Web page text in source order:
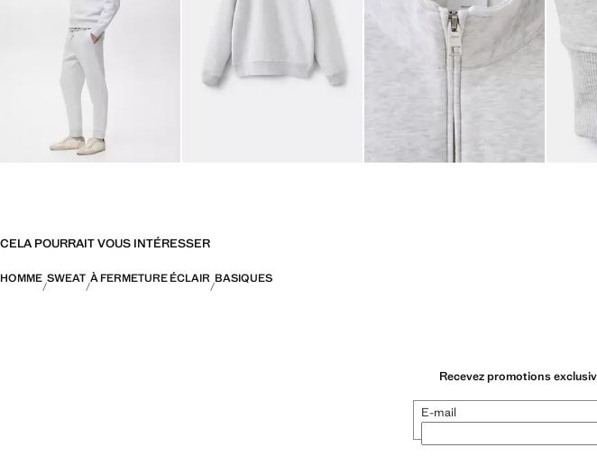
CELA POURRAIT VOUS INTÉRESSER
HOMME SWEAT À FERMETURE ÉCLAIR BASIQUES
Recevez promotions
E-mail